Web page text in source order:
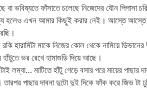
বা ভবিষ্যতে ফাঁসাতে চলেছে নিজেদের যৌন পিপাসা
হলেও এখন আমার কিছুই করার নেই। আস্তে আস্তে
হারামিটা মাকে নিজের কোল থেকে নামিয়ে
ভর রেখে হামাগুড়ি দিয়ে আছে।
লম্বা… মাটিতে হাঁটু গেড়ে বসার পরে মায়ের পাছার
পাছার দাবনা দুটো দুই দিকে ফাঁক করে জিভ টা